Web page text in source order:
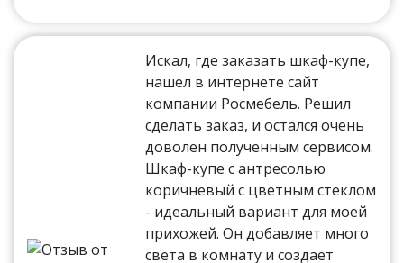
Искал, где заказать шкаф-купе,
нашёл в интернете сайт
компании Росмебель. Решил
сделать заказ, и остался очень
доволен полученным сервисом.
Шкаф-купе с антресолью
коричневый с цветным стеклом
- идеальный вариант для моей
прихожей. Он добавляет много
света в комнату и создает